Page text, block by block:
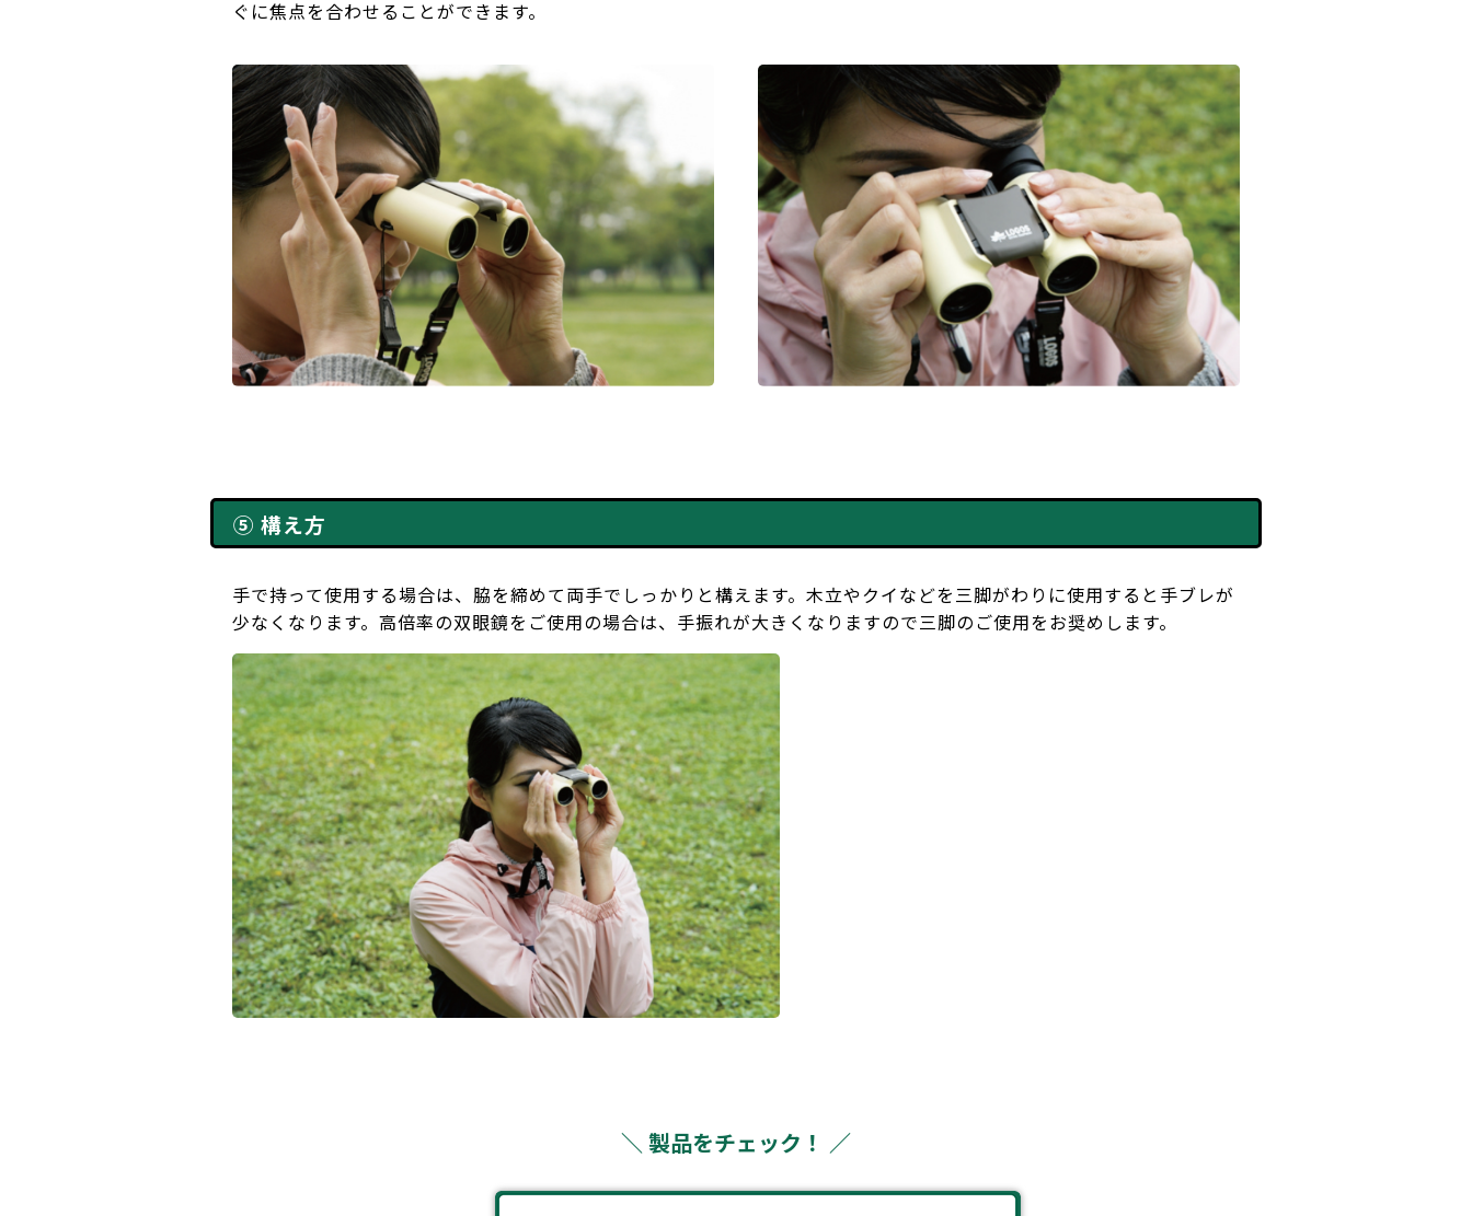
ぐに焦点を合わせることができます。
⑤ 構え方
手で持って使用する場合は、脇を締めて両手でしっかりと構えます。木立やクイなどを三脚がわりに使用すると手ブレが
少なくなります。高倍率の双眼鏡をご使用の場合は、手振れが大きくなりますので三脚のご使用をお奨めします。
＼ 製品をチェック！ ／